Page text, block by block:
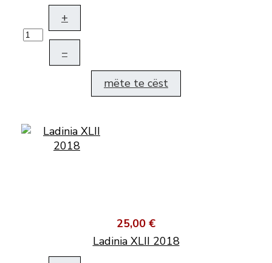
+
–
mëte te cëst
25,00 €
Ladinia XLII 2018